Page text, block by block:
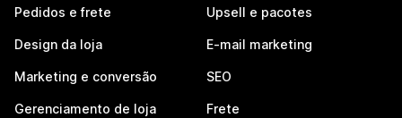
Pedidos e frete
Design da loja
Marketing e conversão
Gerenciamento de loja
Upsell e pacotes
E-mail marketing
SEO
Frete